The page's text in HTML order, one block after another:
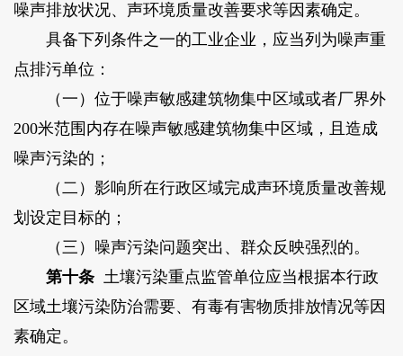
噪声排放状况、声环境质量改善要求等因素确定。
具备下列条件之一的工业企业，应当列为噪声重
点排污单位：
（一）位于噪声敏感建筑物集中区域或者厂界外
200米范围内存在噪声敏感建筑物集中区域，且造成
噪声污染的；
（二）影响所在行政区域完成声环境质量改善规
划设定目标的；
（三）噪声污染问题突出、群众反映强烈的。
第十条土壤污染重点监管单位应当根据本行政
区域土壤污染防治需要、有毒有害物质排放情况等因
素确定。